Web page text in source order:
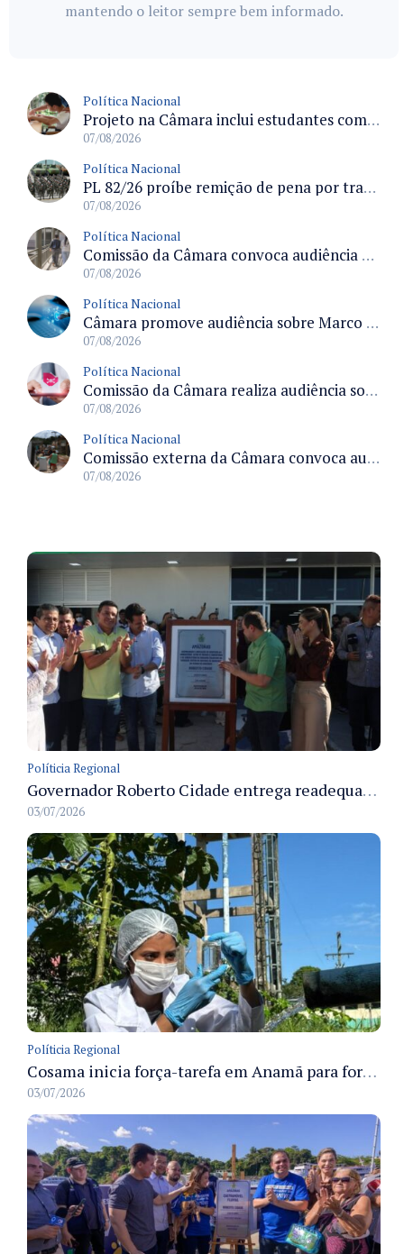
mantendo o leitor sempre bem informado.
Política Nacional
Projeto na Câmara inclui estudantes com deficiência no regime escolar especial da LDB e estabelece critérios para frequência
07/08/2026
Política Nacional
PL 82/26 proíbe remição de pena por trabalho em funções militares para condenados por crimes contra o Estado Democrático de Direito
07/08/2026
Política Nacional
Comissão da Câmara convoca audiência para discutir misoginia nas escolas e universidades após divulgação de listas misóginas
07/08/2026
Política Nacional
Câmara promove audiência sobre Marco de Fomento à Economia Digital e impactos da inteligência artificial
07/08/2026
Política Nacional
Comissão da Câmara realiza audiência sobre apostas online para medir o tamanho do mercado ilegal
07/08/2026
Política Nacional
Comissão externa da Câmara convoca audiência pública sobre chuvas na Zona da Mata de Minas Gerais e impactos em Juiz de Fora
07/08/2026
Políticia Regional
Governador Roberto Cidade entrega readequação do ambulatório da FCecon e amplia capacidade de atendimento oncológico em Manaus
03/07/2026
Políticia Regional
Cosama inicia força-tarefa em Anamã para fortalecer abastecimento de água e segurança hídrica da população
03/07/2026